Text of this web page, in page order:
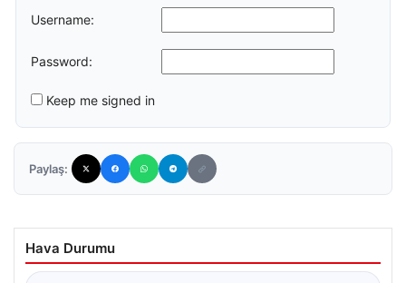
Username:
Password:
Keep me signed in
Paylaş:
Hava Durumu